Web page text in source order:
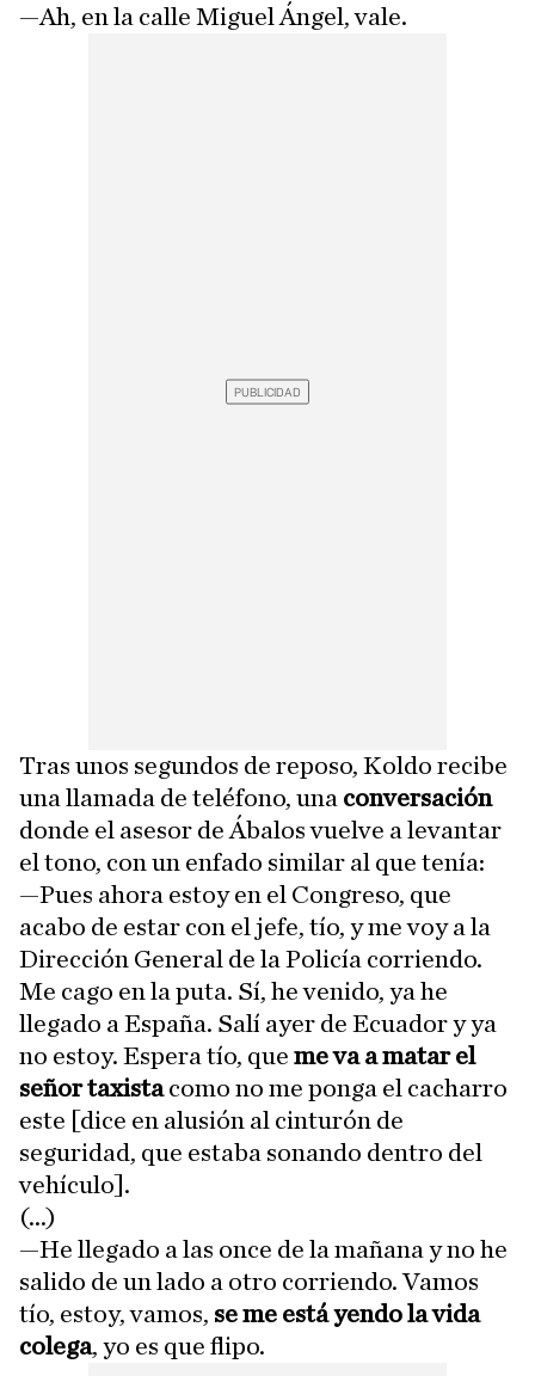
—Ah, en la calle Miguel Ángel, vale.
Tras unos segundos de reposo, Koldo recibe
una llamada de teléfono, una conversación
donde el asesor de Ábalos vuelve a levantar
el tono, con un enfado similar al que tenía:
—Pues ahora estoy en el Congreso, que
acabo de estar con el jefe, tío, y me voy a la
Dirección General de la Policía corriendo.
Me cago en la puta. Sí, he venido, ya he
llegado a España. Salí ayer de Ecuador y ya
no estoy. Espera tío, que me va a matar el
señor taxistacomo no me ponga el cacharro
este [dice en alusión al cinturón de
seguridad, que estaba sonando dentro del
vehículo].
(...)
—He llegado a las once de la mañana y no he
salido de un lado a otro corriendo. Vamos
tío, estoy, vamos, se me está yendo la vida
colega, yo es que flipo.